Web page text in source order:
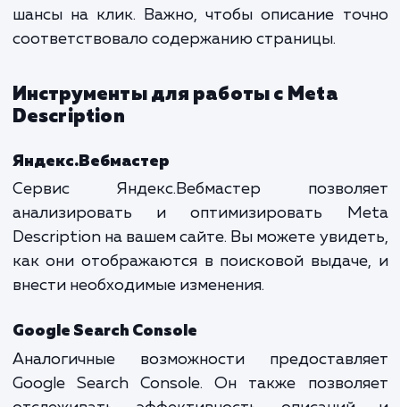
Один из самых распространенных
это дублирование Meta Description на
воспринимать это как
манипулирования результатами поиска.
Отсутствие описания
Отсутствие Meta Description также может
проблемой. Хотя поисковые системы
автоматически выбрать часть
страницы в качестве описания, такой
страницы.
Нерелевантное описание